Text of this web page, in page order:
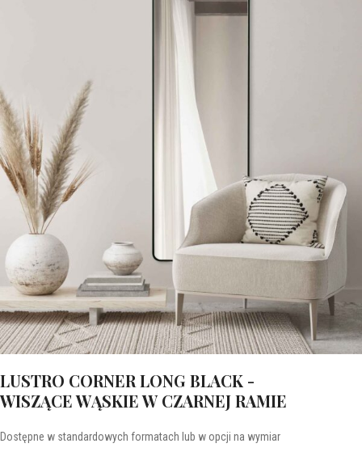
LUSTRO CORNER LONG BLACK -
WISZĄCE WĄSKIE W CZARNEJ RAMIE
Dostępne w standardowych formatach lub w opcji na wymiar